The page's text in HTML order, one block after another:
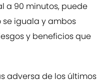
a 90 minutos, puede
iguala y ambos
y beneficios que
adversa de los últimos